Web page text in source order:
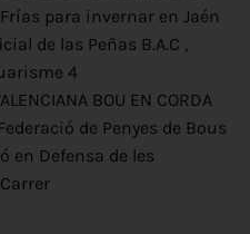
para invernar en Jaén
de las Peñas B.A.C ,
4
BOU EN CORDA
de Penyes de Bous
en Defensa de les